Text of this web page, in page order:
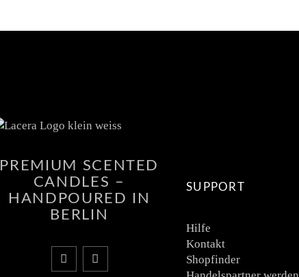
PREMIUM SCENTED
CANDLES –
HANDPOURED IN
BERLIN
SUPPORT
Hilfe
Kontakt
Shopfinder